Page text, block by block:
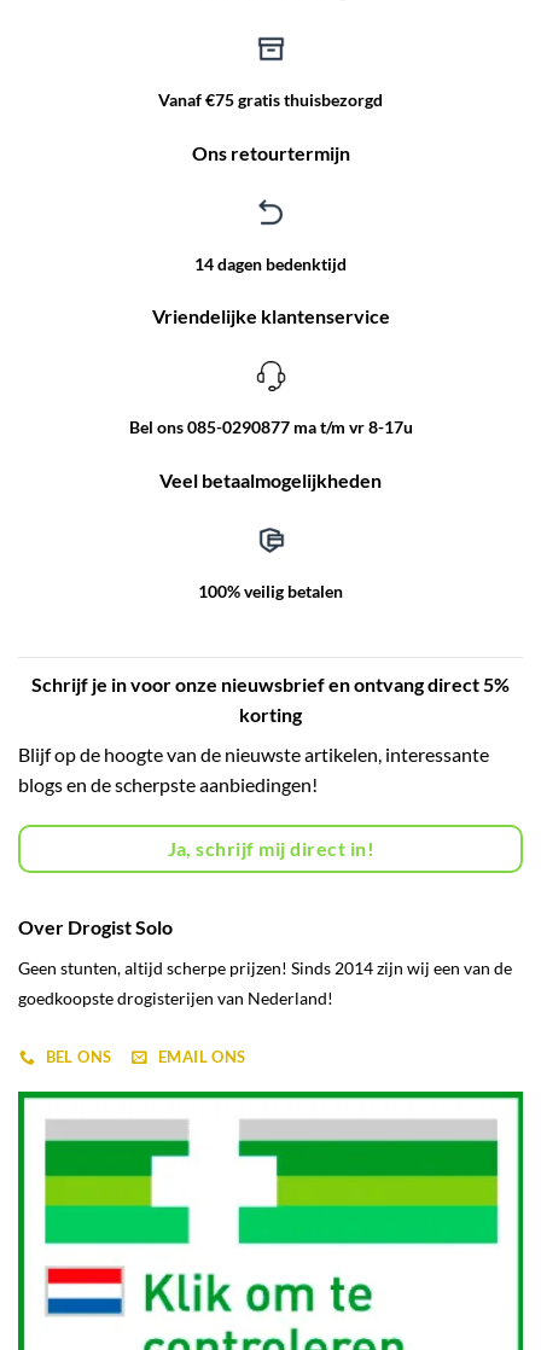
Vanaf €75 gratis thuisbezorgd
Ons retourtermijn
14 dagen bedenktijd
Vriendelijke klantenservice
Bel ons 085-0290877 ma t/m vr 8-17u
Veel betaalmogelijkheden
100% veilig betalen
Schrijf je in voor onze nieuwsbrief en ontvang direct 5%
korting
Blijf op de hoogte van de nieuwste artikelen, interessante
blogs en de scherpste aanbiedingen!
Ja, schrijf mij direct in!
Over Drogist Solo
Geen stunten, altijd scherpe prijzen! Sinds 2014 zijn wij een van de
goedkoopste drogisterijen van Nederland!
BEL ONS EMAIL ONS